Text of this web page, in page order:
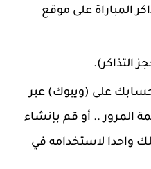
المباراة على موقع
التذاكر).
على (ويبوك) عبر
المرور .. أو قم بإنشاء
واحدا لاستخدامه في